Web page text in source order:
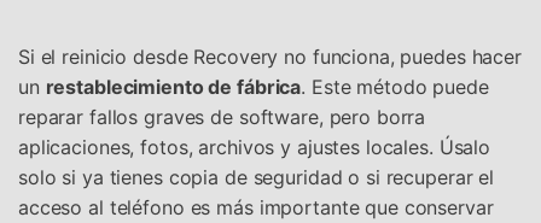
Si el reinicio desde Recovery no funciona, puedes hacer
un restablecimiento de fábrica. Este método puede
reparar fallos graves de software, pero borra
aplicaciones, fotos, archivos y ajustes locales. Úsalo
solo si ya tienes copia de seguridad o si recuperar el
acceso al teléfono es más importante que conservar